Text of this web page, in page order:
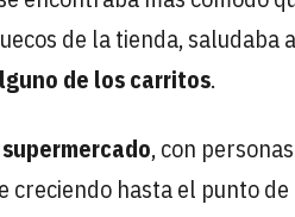
de la tienda,
de los carritos.
, con
hasta el punto